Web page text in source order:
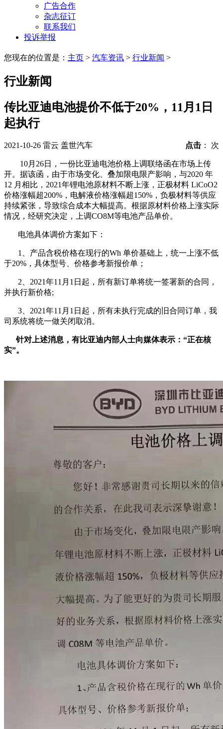
广告合作
杂志征订
联系我们
投诉举报
您现在的位置是： 主页 > 汽车资讯 > 行业新闻 >
行业新闻
传比亚迪电池提价不低于20%，11月1日
起执行
2021-10-26 雷云 盖世汽车 点击 ： 次
10月26日，一份比亚迪电池价格上调联络函在市场上传
开。据该函，由于市场变化、叠加限电限产影响，与2020 年
12 月相比，2021年锂电池原材料不断上涨，正极材料 LiCoO2
价格涨幅超200%，电解液价格涨幅超150%，负极材料等供应
持续紧张，导致综合成本大幅提高。根据原材料价格上涨实际
情况，经研究决定，上调CO8M等电池产品单价。
电池具体调价方案如下：
1、产品含税价格在现行的Wh 单价基础上，统一上涨不低
于20%，具体型号、价格参考新报价单；
2、2021年11月1日起，所有新订单将统一签署新的合同，
并执行新价格;
3、2021年11月1日起，所有未执行完成的旧合同订单，我
司系统将统一做关闭取消。
针对上述消息，有比亚迪内部人士向媒体表示：“正在核
实”。